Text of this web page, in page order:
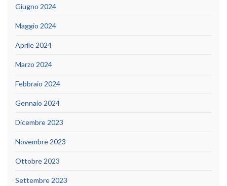
Giugno 2024
Maggio 2024
Aprile 2024
Marzo 2024
Febbraio 2024
Gennaio 2024
Dicembre 2023
Novembre 2023
Ottobre 2023
Settembre 2023